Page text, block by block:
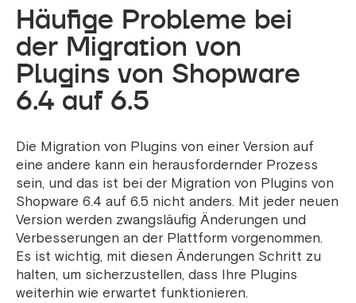
Häufige Probleme bei
der Migration von
Plugins von Shopware
6.4 auf 6.5
Die Migration von Plugins von einer Version auf
eine andere kann ein herausfordernder Prozess
sein, und das ist bei der Migration von Plugins von
Shopware 6.4 auf 6.5 nicht anders. Mit jeder neuen
Version werden zwangsläufig Änderungen und
Verbesserungen an der Plattform vorgenommen.
Es ist wichtig, mit diesen Änderungen Schritt zu
halten, um sicherzustellen, dass Ihre Plugins
weiterhin wie erwartet funktionieren.